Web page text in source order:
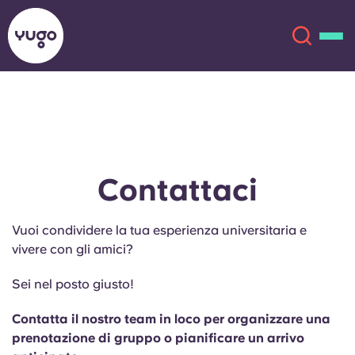
Account Lingua
Català
Portuguese
Contattaci
Vuoi condividere la tua esperienza universitaria e
vivere con gli amici?
Sei nel posto giusto!
Contatta il nostro team in loco per organizzare una
prenotazione di gruppo o pianificare un arrivo